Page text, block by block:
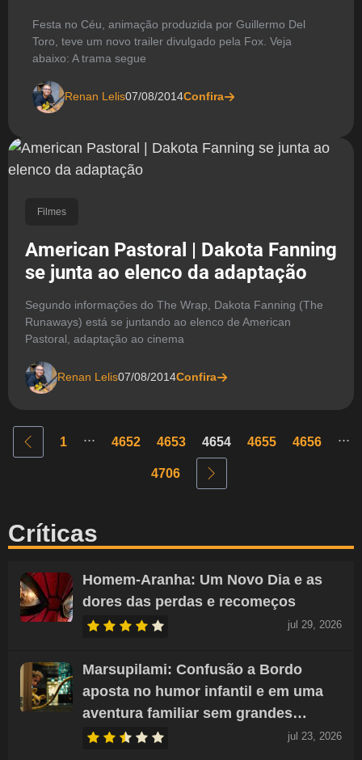
Festa no Céu, animação produzida por Guillermo Del
Toro, teve um novo trailer divulgado pela Fox. Veja
abaixo: A trama segue
Renan Lelis07/08/2014Confira
Filmes
American Pastoral | Dakota Fanning
se junta ao elenco da adaptação
Segundo informações do The Wrap, Dakota Fanning (The
Runaways) está se juntando ao elenco de American
Pastoral, adaptação ao cinema
Renan Lelis07/08/2014Confira
1 ... 4652 4653 4654 4655 4656 ...
4706
Críticas
Homem-Aranha: Um Novo Dia e as
dores das perdas e recomeços
jul 29, 2026
Marsupilami: Confusão a Bordo
aposta no humor infantil e em uma
aventura familiar sem grandes…
jul 23, 2026